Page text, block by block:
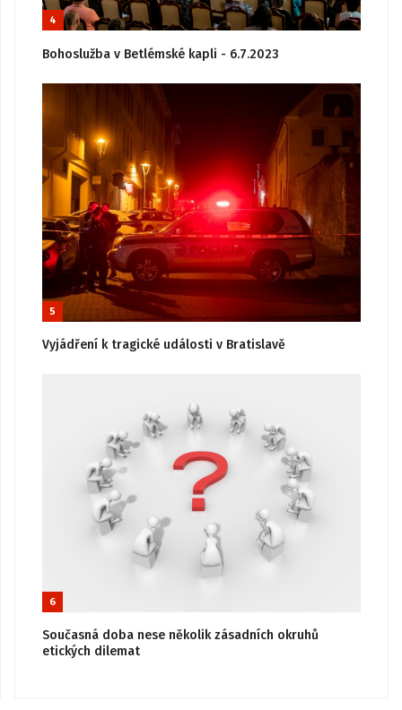
4
Bohoslužba v Betlémské kapli - 6.7.2023
5
Vyjádření k tragické události v Bratislavě
6
Současná doba nese několik zásadních okruhů
etických dilemat